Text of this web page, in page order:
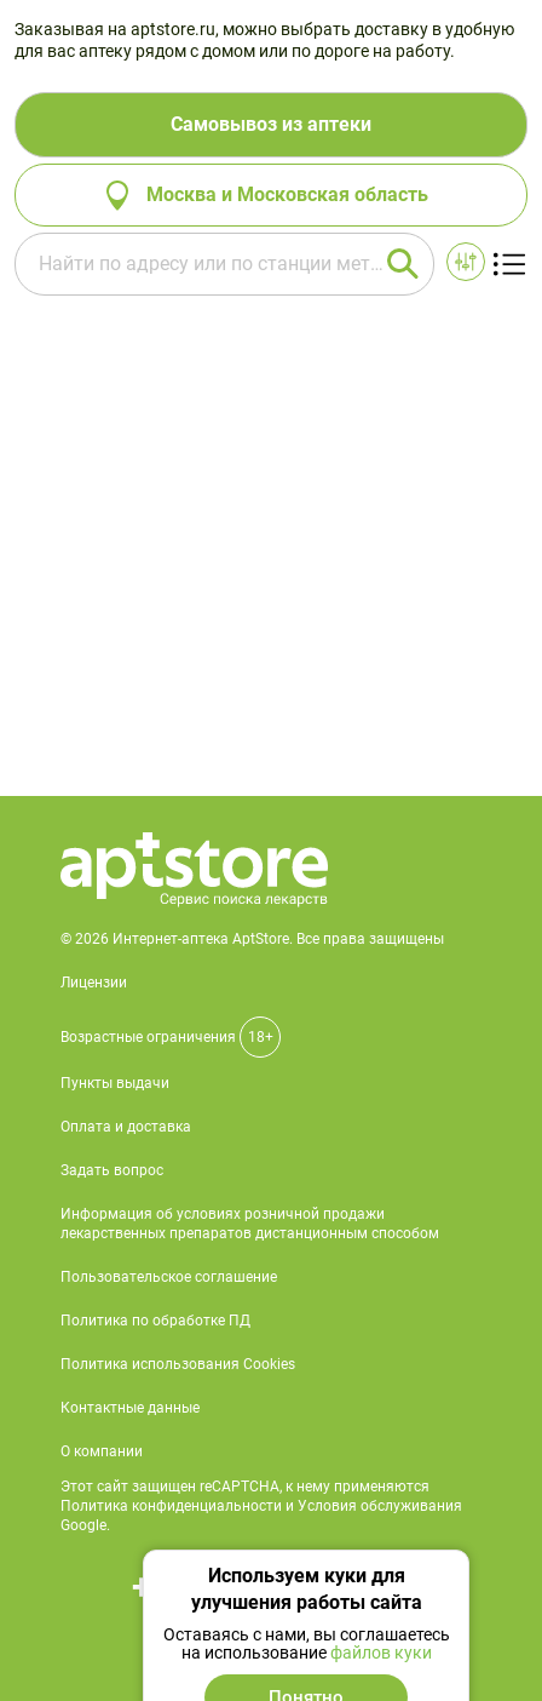
Заказывая на aptstore.ru, можно выбрать доставку в удобную
для вас аптеку рядом с домом или по дороге на работу.
Самовывоз из аптеки
Москва и Московская область
© 2026 Интернет-аптека AptStore. Все права защищены
Лицензии
Возрастные ограничения 18+
Пункты выдачи
Оплата и доставка
Задать вопрос
Информация об условиях розничной продажи
лекарственных препаратов дистанционным способом
Пользовательское соглашение
Политика по обработке ПД
Политика использования Cookies
Контактные данные
О компании
Этот сайт защищен reCAPTCHA, к нему применяются
Политика конфиденциальности и Условия обслуживания
Google.
+7 495 419 18 18
Мы в социальных сетях
Используем куки для
улучшения работы сайта
Оставаясь с нами, вы соглашаетесь
на использованиефайлов куки